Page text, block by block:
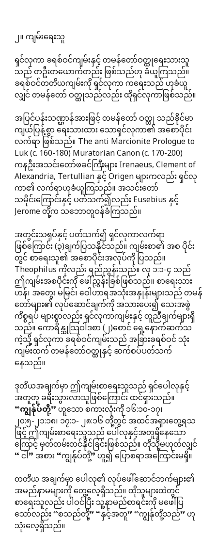
၂။ ကျမ်းရေးသူ
ရှင်လုကာ ခရစ်ဝင်ကျမ်းနှင့် တမန်တော်ဝတ္ထုရေးသားသူ
သည် တဦးတယောက်တည်း ဖြစ်သည်ဟု ခံယူကြသည်။
ခရစ်ဝင်တတိယကျမ်းကို ရှင်လုကာ ကရေးသည် ဟုခံယူ
လျှင် တမန်တော် ဝတ္ထုသည်လည်း ထိုရှင်လုကာဖြစ်သည်။
အပြင်ပန်းသဏ္ဌာန်အားဖြင့် တမန်တော် ဝတ္ထု သည်ခိုင်မာ
ကျယ်ပြန့်စွာ ရေးသားထား သောရှင်လုကာ၏ အစောပိုင်း
လက်ရာ ဖြစ်သည်။ The anti Marcionite Prologue to
Luk (c. 160-180) Muratorian Canon (c. 170-200)
ကနဦးအသင်းတော်ဖခင်ကြီးများ Irenaeus, Clement of
Alexandria, Tertullian နှင့် Origen များကလည်း ရှင်လု
ကာ၏ လက်ရာဟုခံယူကြသည်။ အသင်းတော်
သမိုင်းကြောင်းနှင့် ပတ်သက်၍လည်း Eusebius နှင့်
Jerome တို့က သဘောတူဝန်ခံကြသည်။
အတွင်းသရုပ်နှင့် ပတ်သက်၍ ရှင်လုကာလက်ရာ
ဖြစ်ကြောင်း (၃)ချက်ပြသနိုင်သည်။ ကျမ်းစာ၏ အစ ပိုင်း
တွင် စာရေးသူ၏ အစောပိုင်းအလုပ်ကို ပြသည်။
Theophilus ကိုလည်း ရည်ညွန်းသည်။ လု ၁:၁-၄ သည်
ဤကျမ်းအစပိုင်းကို ဖေါ်ညွှန်းခြစ်ဖြစ်သည်။ စာရေးသား
ဟန်၊ အတွေး မမြင်၊ ဝေါဟာရအသုံးအနှုန်းများသည် တမန်
တော်များ၏ လုပ်ဆောင်ချက်ကို အသားပေး၍ သေးအဖွဲ
ကိစ္စရပ် များစွာလည်း ရှင်လုကာကျမ်းနှင့် တူညီချက်များရှိ
သည်။ ကောရိန္သုသြဝါဒစာ (၂)စောင် ရှေ့နောက်ဆက်သ
ကဲ့သို့ ရှင်လုကာ ခရစ်ဝင်ကျမ်းသည် အခြားခရစ်ဝင် သုံး
ကျမ်းထက် တမန်တော်ဝတ္ထုနှင့် ဆက်စပ်ပတ်သက်
နေသည်။
ဒုတိယအချက်မှာ ဤကျမ်းစာရေးသူသည် ရှင်ပေါလုနှင့်
အတူတူ ခရီးသွားလာသူဖြစ်ကြောင်း ထင်ရှားသည်။
“ကျွန်ုပ်တို့”ဟူသော စကားလုံးကို ၁၆:၁၀-၁၇၊
၂၀:၅-၂၁:၁၈၊ ၁၇:၁- ၂၈:၁၆ တို့တွင် အထင်အရှားတွေ့ရသ
ဖြင့် ဤကျမ်းစာရေးသူသည် ပေါလုနှင့်အတူရှိနေသော
ကြောင့် မှတ်တမ်းတင်နိုင်ခြင်းဖြစ်သည်။ တိုသို့မဟုတ်လျှင်
“ ငါ” အစား “ကျွန်ုပ်တို့” ဟူ၍ ပြောစရာအကြောင်းမရှိ။
တတိယ အချက်မှာ ပေါလု၏ လုပ်ဖေါ်ဆောင်ဘက်များ၏
အမည်နာမများကို တွေ့လေ့ရှိသည်။ ထိုသူများထဲတွင်
စာရေးသူလည်း ပါဝင်ပြီး သူ့နာမည်စာရင်းကို မဖေါ်ပြ
သော်လည်း “စသည်တို့” “နှင့်အတူ” “ကျွန်ုတို့သည်” ဟု
သုံးလေ့ရှိသည်။